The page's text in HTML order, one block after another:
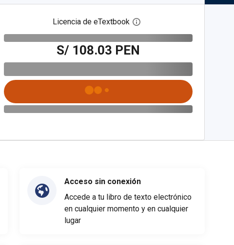
Licencia de eTextbook Abre el cuadro de diálogo
S/ 108.03 PEN
Acceso sin conexión
Accede a tu libro de texto electrónico
en cualquier momento y en cualquier
lugar